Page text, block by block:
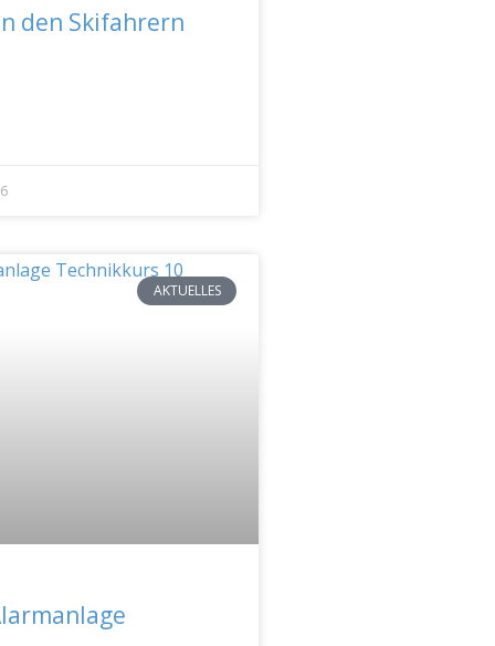
den Skifahrern
AKTUELLES